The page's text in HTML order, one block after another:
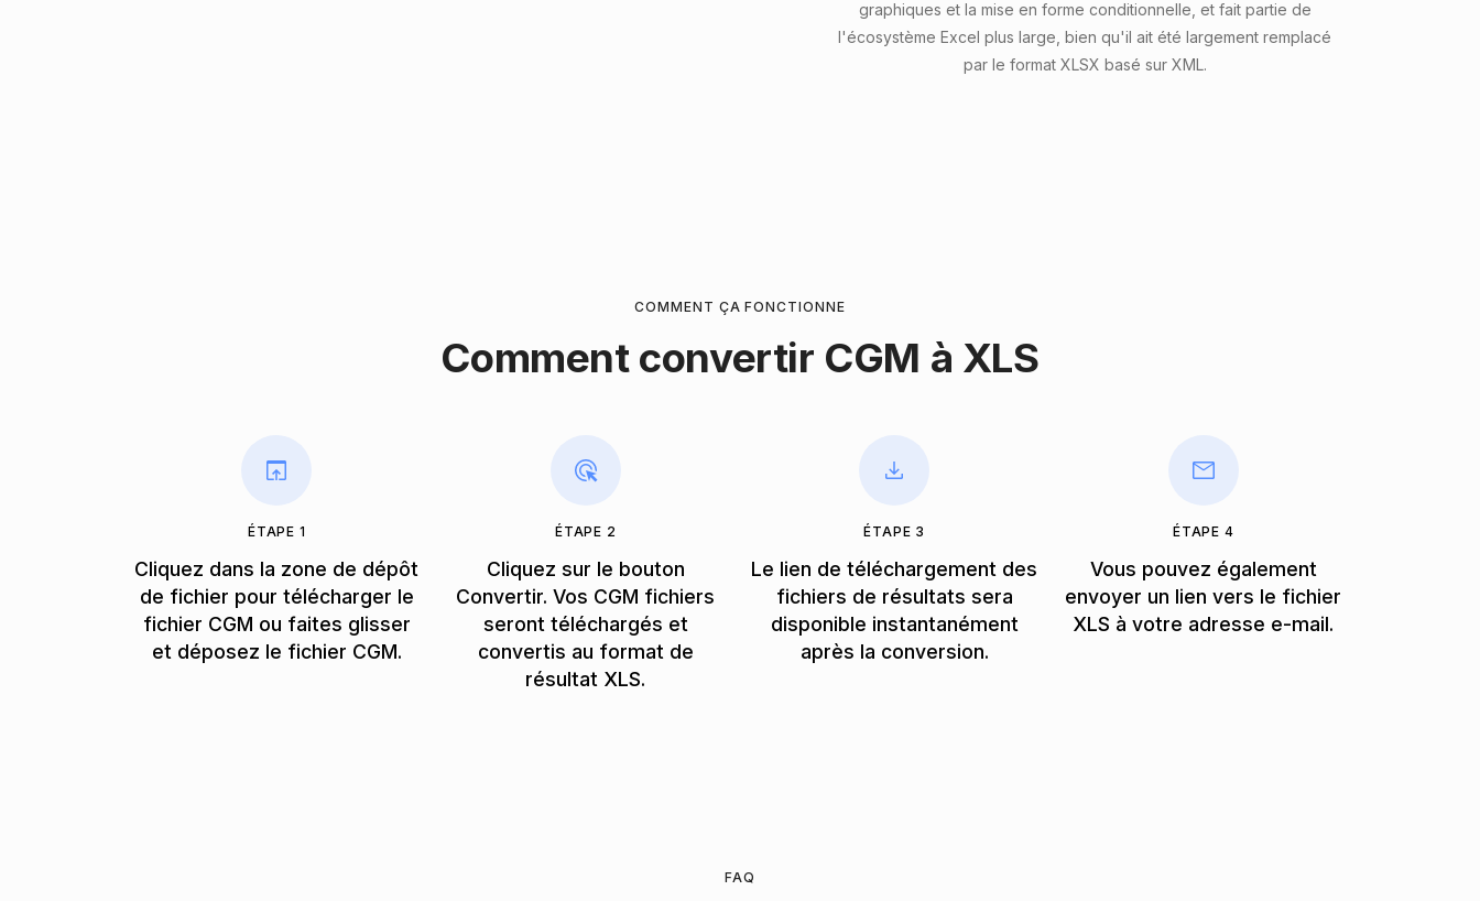
graphiques et la mise en forme conditionnelle, et fait partie de
l'écosystème Excel plus large, bien qu'il ait été largement remplacé
par le format XLSX basé sur XML.
COMMENT ÇA FONCTIONNE
Comment convertir CGM à XLS
ÉTAPE 1
Cliquez dans la zone de dépôt
de fichier pour télécharger le
fichier CGM ou faites glisser
et déposez le fichier CGM.
ÉTAPE 2
Cliquez sur le bouton
Convertir. Vos CGM fichiers
seront téléchargés et
convertis au format de
résultat XLS.
ÉTAPE 3
Le lien de téléchargement des
fichiers de résultats sera
disponible instantanément
après la conversion.
ÉTAPE 4
Vous pouvez également
envoyer un lien vers le fichier
XLS à votre adresse e-mail.
FAQ